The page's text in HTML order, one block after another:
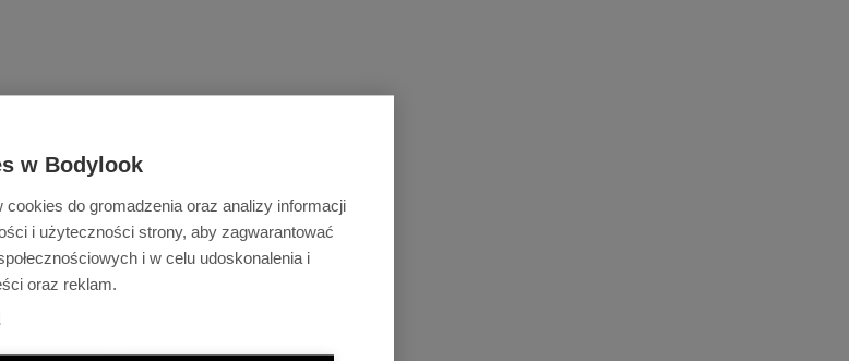
w Bodylook
cookies do gromadzenia oraz analizy informacji
i użyteczności strony, aby zagwarantować
i w celu udoskonalenia i
oraz reklam.